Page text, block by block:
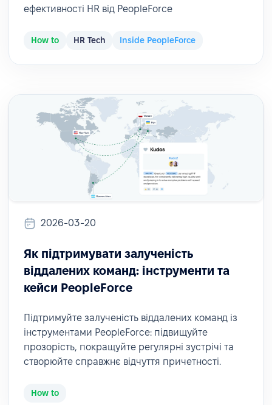
ефективності HR від PeopleForce
How to HR Tech Inside PeopleForce
2026-03-20
Як підтримувати залученість
віддалених команд: інструменти та
кейси PeopleForce
Підтримуйте залученість віддалених команд із
інструментами PeopleForce: підвищуйте
прозорість, покращуйте регулярні зустрічі та
створюйте справжнє відчуття причетності.
How to